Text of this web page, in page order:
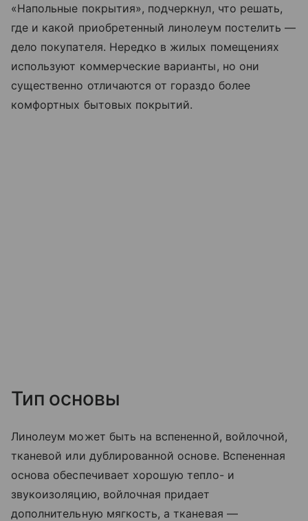
«Напольные покрытия», подчеркнул, что решать,
где и какой приобретенный линолеум постелить —
дело покупателя. Нередко в жилых помещениях
используют коммерческие варианты, но они
существенно отличаются от гораздо более
комфортных бытовых покрытий.
Тип основы
Линолеум может быть на вспененной, войлочной,
тканевой или дублированной основе. Вспененная
основа обеспечивает хорошую тепло- и
звукоизоляцию, войлочная придает
дополнительную мягкость, а тканевая —